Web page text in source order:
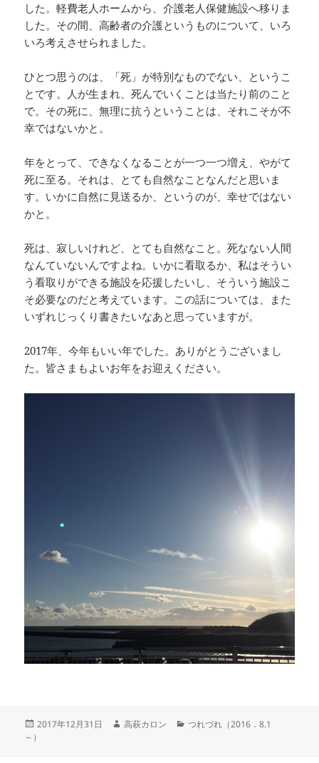
した。軽費老人ホームから、介護老人保健施設へ移りま
した。その間、高齢者の介護というものについて、いろ
いろ考えさせられました。
ひとつ思うのは、「死」が特別なものでない、というこ
とです。人が生まれ、死んでいくことは当たり前のこと
で。その死に、無理に抗うということは、それこそが不
幸ではないかと。
年をとって、できなくなることが一つ一つ増え、やがて
死に至る。それは、とても自然なことなんだと思いま
す。いかに自然に見送るか、というのが、幸せではない
かと。
死は、寂しいけれど、とても自然なこと。死なない人間
なんていないんですよね。いかに看取るか、私はそうい
う看取りができる施設を応援したいし、そういう施設こ
そ必要なのだと考えています。この話については、また
いずれじっくり書きたいなあと思っていますが。
2017年、今年もいい年でした。ありがとうございまし
た。皆さまもよいお年をお迎えください。
2017年12月31日 高萩カロン
つれづれ（2016．8.1
～）